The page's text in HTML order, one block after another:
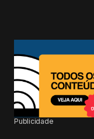
Publicidade